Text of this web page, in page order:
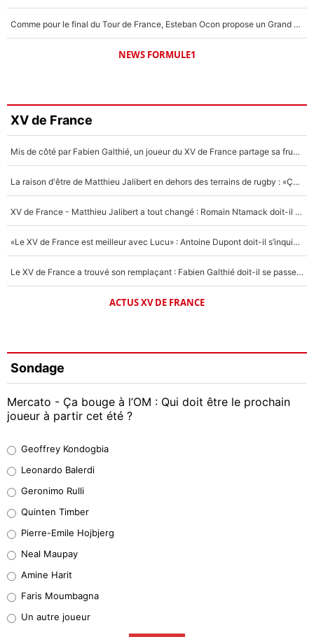
Comme pour le final du Tour de France, Esteban Ocon propose un Grand Prix de Formule 1 à Paris : «Autour de l’Arc de Triomphe, ce serait génial» !
NEWS FORMULE1
XV de France
Mis de côté par Fabien Galthié, un joueur du XV de France partage sa frustration : «ils ne me l’ont pas dit tout de suite»
La raison d'être de Matthieu Jalibert en dehors des terrains de rugby : «Ça m'atteint autant que si tu touches à un membre de ma famille»
XV de France - Matthieu Jalibert a tout changé : Romain Ntamack doit-il s’inquiéter pour sa place à un an de la Coupe du monde ?
«Le XV de France est meilleur avec Lucu» : Antoine Dupont doit-il s’inquiéter pour sa place ?
Le XV de France a trouvé son remplaçant : Fabien Galthié doit-il se passer d'Antoine Dupont ?
ACTUS XV DE FRANCE
Sondage
Mercato - Ça bouge à l’OM : Qui doit être le prochain
joueur à partir cet été ?
38%
32%
5%
1%
9%
Geoffrey Kondogbia
Leonardo Balerdi
Geronimo Rulli
Quinten Timber
Pierre-Emile Hojbjerg
Neal Maupay
Amine Harit
Faris Moumbagna
Un autre joueur